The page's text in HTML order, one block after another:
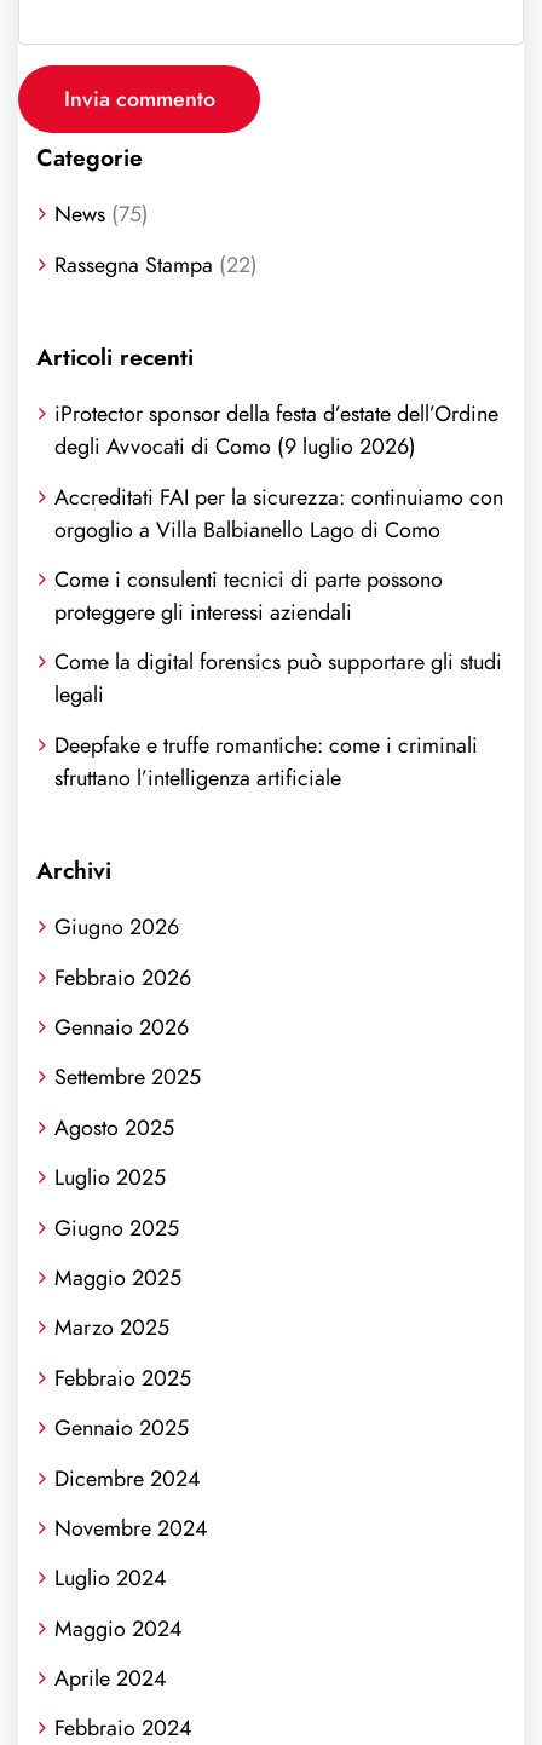
Categorie
News (75)
Rassegna Stampa (22)
Articoli recenti
iProtector sponsor della festa d’estate dell’Ordine
degli Avvocati di Como (9 luglio 2026)
Accreditati FAI per la sicurezza: continuiamo con
orgoglio a Villa Balbianello Lago di Como
Come i consulenti tecnici di parte possono
proteggere gli interessi aziendali
Come la digital forensics può supportare gli studi
legali
Deepfake e truffe romantiche: come i criminali
sfruttano l’intelligenza artificiale
Archivi
Giugno 2026
Febbraio 2026
Gennaio 2026
Settembre 2025
Agosto 2025
Luglio 2025
Giugno 2025
Maggio 2025
Marzo 2025
Febbraio 2025
Gennaio 2025
Dicembre 2024
Novembre 2024
Luglio 2024
Maggio 2024
Aprile 2024
Febbraio 2024